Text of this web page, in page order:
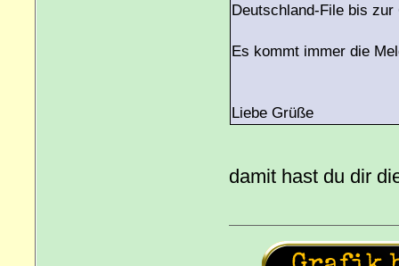
Deutschland-File bis zur
Es kommt immer die
Liebe Grüße
damit hast du dir